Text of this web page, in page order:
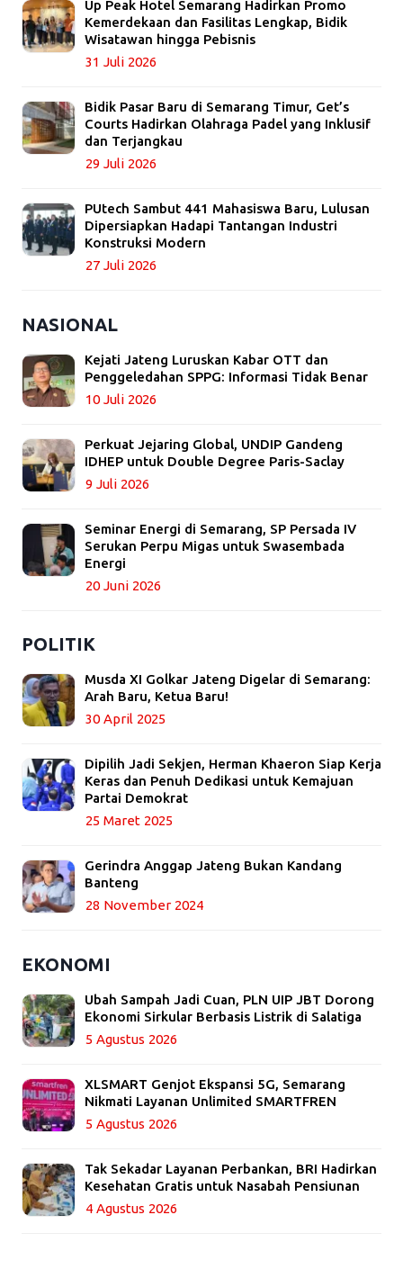
Up Peak Hotel Semarang Hadirkan Promo
Kemerdekaan dan Fasilitas Lengkap, Bidik
Wisatawan hingga Pebisnis
31 Juli 2026
Bidik Pasar Baru di Semarang Timur, Get’s
Courts Hadirkan Olahraga Padel yang Inklusif
dan Terjangkau
29 Juli 2026
PUtech Sambut 441 Mahasiswa Baru, Lulusan
Dipersiapkan Hadapi Tantangan Industri
Konstruksi Modern
27 Juli 2026
NASIONAL
Kejati Jateng Luruskan Kabar OTT dan
Penggeledahan SPPG: Informasi Tidak Benar
10 Juli 2026
Perkuat Jejaring Global, UNDIP Gandeng
IDHEP untuk Double Degree Paris-Saclay
9 Juli 2026
Seminar Energi di Semarang, SP Persada IV
Serukan Perpu Migas untuk Swasembada
Energi
20 Juni 2026
POLITIK
Musda XI Golkar Jateng Digelar di Semarang:
Arah Baru, Ketua Baru!
30 April 2025
Dipilih Jadi Sekjen, Herman Khaeron Siap Kerja
Keras dan Penuh Dedikasi untuk Kemajuan
Partai Demokrat
25 Maret 2025
Gerindra Anggap Jateng Bukan Kandang
Banteng
28 November 2024
EKONOMI
Ubah Sampah Jadi Cuan, PLN UIP JBT Dorong
Ekonomi Sirkular Berbasis Listrik di Salatiga
5 Agustus 2026
XLSMART Genjot Ekspansi 5G, Semarang
Nikmati Layanan Unlimited SMARTFREN
5 Agustus 2026
Tak Sekadar Layanan Perbankan, BRI Hadirkan
Kesehatan Gratis untuk Nasabah Pensiunan
4 Agustus 2026